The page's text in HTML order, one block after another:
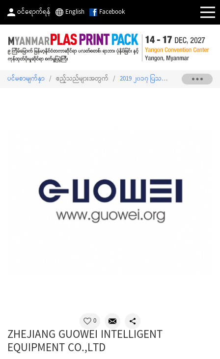
ဝင်ရောက်ရန် English Facebook
ပင်မစာမျက်နှာ / ဧည့်သည်များအတွက် / 2019 ၂၀၁၇ ပြသသူစာရင်း
0
ZHEJIANG GUOWEI INTELLIGENT
EQUIPMENT CO.,LTD